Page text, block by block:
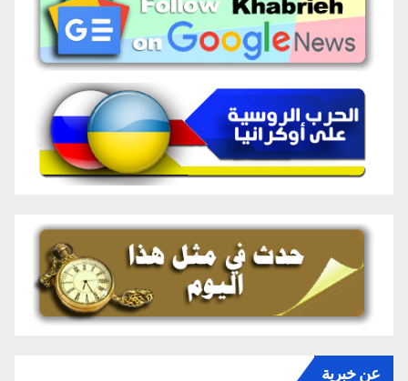
عن خبرية